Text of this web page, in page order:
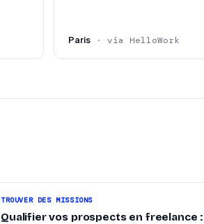
Paris · via HelloWork
TROUVER DES MISSIONS
Qualifier vos prospects en freelance